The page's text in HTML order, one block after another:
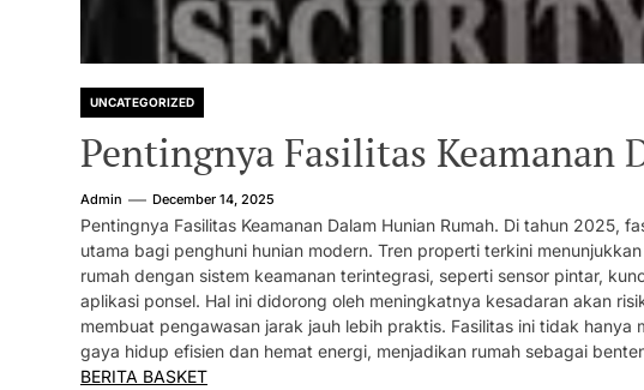
UNCATEGORIZED
Pentingnya Fasilitas Keamanan
Admin December 14, 2025
Pentingnya Fasilitas Keamanan Dalam Hunian Rumah. Di tahun 2025,
utama bagi penghuni hunian modern. Tren properti terkini
rumah dengan sistem keamanan terintegrasi, seperti sensor pintar,
aplikasi ponsel. Hal ini didorong oleh meningkatnya kesadaran akan
membuat pengawasan jarak jauh lebih praktis. Fasilitas ini tidak hanya
gaya hidup efisien dan hemat energi, menjadikan rumah sebagai
BERITA BASKET